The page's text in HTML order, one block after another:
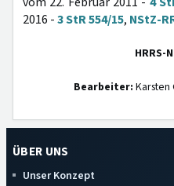
2016 -3 StR 554/15, NStZ-
HRRS-
Bearbeiter:
ÜBER UNS
Unser Konzept